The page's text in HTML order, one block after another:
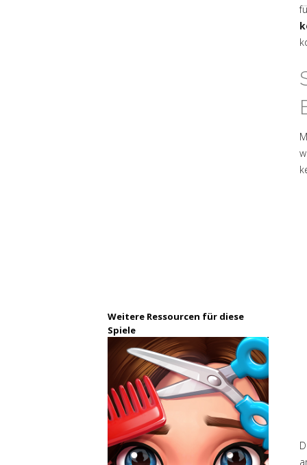
Weitere Ressourcen für diese
Spiele